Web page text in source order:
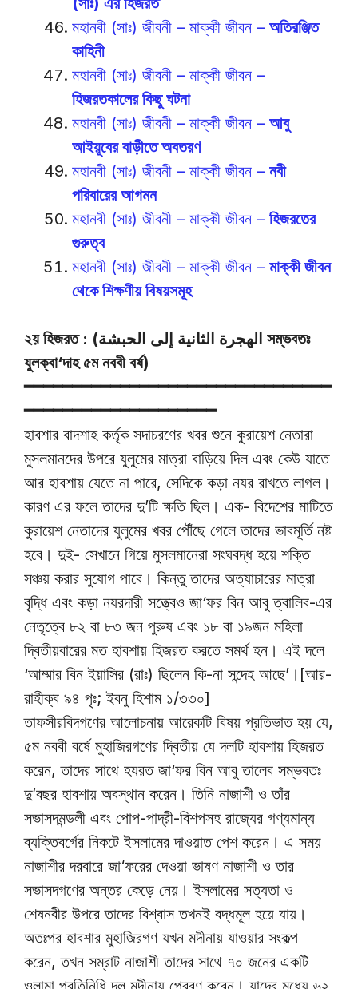
মহানবী (সাঃ) জীবনী – মাক্কী জীবন – অতিরঞ্জিত
কাহিনী
মহানবী (সাঃ) জীবনী – মাক্কী জীবন –
হিজরতকালের কিছু ঘটনা
মহানবী (সাঃ) জীবনী – মাক্কী জীবন – আবু
আইয়ূবের বাড়ীতে অবতরণ
মহানবী (সাঃ) জীবনী – মাক্কী জীবন – নবী
পরিবারের আগমন
মহানবী (সাঃ) জীবনী – মাক্কী জীবন – হিজরতের
গুরুত্ব
মহানবী (সাঃ) জীবনী – মাক্কী জীবন – মাক্কী জীবন
থেকে শিক্ষণীয় বিষয়সমূহ
২য় হিজরত : (الهجرة الثانية إلى الحبشة সম্ভবতঃ
যুলক্বা‘দাহ ৫ম নববী বর্ষ)
━━━━━━━━━━━━━━━━━━━━━━━━━━━━━━━━
━━━━━━━━━━━━━━━━━━━━
হাবশার বাদশাহ কর্তৃক সদাচরণের খবর শুনে কুরায়েশ নেতারা
মুসলমানদের উপরে যুলুমের মাত্রা বাড়িয়ে দিল এবং কেউ যাতে
আর হাবশায় যেতে না পারে, সেদিকে কড়া নযর রাখতে লাগল।
কারণ এর ফলে তাদের দু’টি ক্ষতি ছিল। এক- বিদেশের মাটিতে
কুরায়েশ নেতাদের যুলুমের খবর পৌঁছে গেলে তাদের ভাবমূর্তি নষ্ট
হবে। দুই- সেখানে গিয়ে মুসলমানেরা সংঘবদ্ধ হয়ে শক্তি
সঞ্চয় করার সুযোগ পাবে। কিন্তু তাদের অত্যাচারের মাত্রা
বৃদ্ধি এবং কড়া নযরদারী সত্ত্বেও জা‘ফর বিন আবু ত্বালিব-এর
নেতৃত্বে ৮২ বা ৮৩ জন পুরুষ এবং ১৮ বা ১৯জন মহিলা
দ্বিতীয়বারের মত হাবশায় হিজরত করতে সমর্থ হন। এই দলে
‘আম্মার বিন ইয়াসির (রাঃ) ছিলেন কি-না সন্দেহ আছে’।[আর-
রাহীক্ব ৯৪ পৃঃ; ইবনু হিশাম ১/৩৩০]
তাফসীরবিদগণের আলোচনায় আরেকটি বিষয় প্রতিভাত হয় যে,
৫ম নববী বর্ষে মুহাজিরগণের দ্বিতীয় যে দলটি হাবশায় হিজরত
করেন, তাদের সাথে হযরত জা‘ফর বিন আবু তালেব সম্ভবতঃ
দু’বছর হাবশায় অবস্থান করেন। তিনি নাজাশী ও তাঁর
সভাসদমন্ডলী এবং পোপ-পাদ্রী-বিশপসহ রাজ্যের গণ্যমান্য
ব্যক্তিবর্গের নিকটে ইসলামের দাওয়াত পেশ করেন। এ সময়
নাজাশীর দরবারে জা‘ফরের দেওয়া ভাষণ নাজাশী ও তার
সভাসদগণের অন্তর কেড়ে নেয়। ইসলামের সত্যতা ও
শেষনবীর উপরে তাদের বিশ্বাস তখনই বদ্ধমূল হয়ে যায়।
অতঃপর হাবশার মুহাজিরগণ যখন মদীনায় যাওয়ার সংকল্প
করেন, তখন সম্রাট নাজাশী তাদের সাথে ৭০ জনের একটি